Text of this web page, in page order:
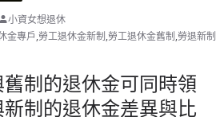
小資女想退休
金專戶,勞工退休金新制,勞工退休金舊制,勞退新制
制的退休金可同時領
制的退休金差異與比